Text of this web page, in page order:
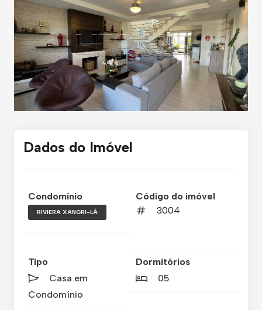
Dados do Imóvel
Condomínio
RIVIERA XANGRI-LÁ
Código do imóvel
3004
Tipo
Casa em
Condomínio
Dormitórios
05